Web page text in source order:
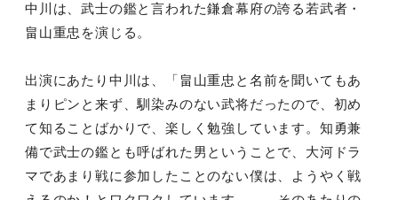
中川は、武士の鑑と言われた鎌倉幕府の誇る若武者・
畠山重忠を演じる。
出演にあたり中川は、「畠山重忠と名前を聞いてもあ
まりピンと来ず、馴染みのない武将だったので、初め
て知ることばかりで、楽しく勉強しています。知勇兼
備で武士の鑑とも呼ばれた男ということで、大河ドラ
マであまり戦に参加したことのない僕は、ようやく戦